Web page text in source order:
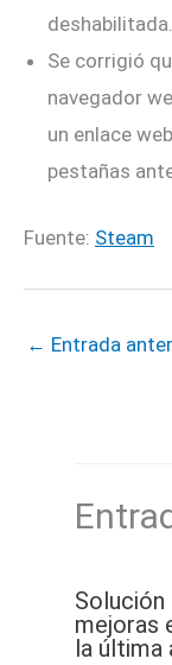
deshabilitada.
Se corrigió
navegador
un enlace
pestañas
Fuente: Steam
← Entrada
Solución
mejoras
la última